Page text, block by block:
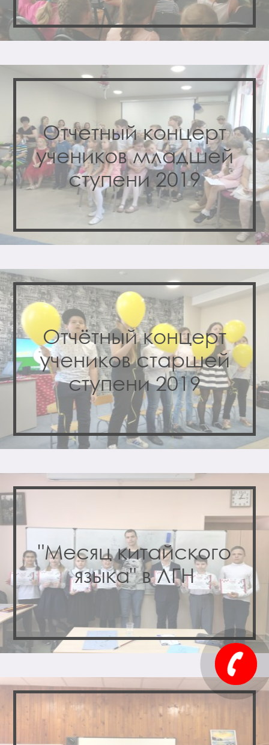
Отчетный концерт
учеников младшей
ступени 2019
Отчётный концерт
учеников старшей
ступени 2019
"Месяц китайского
языка" в ЛГН